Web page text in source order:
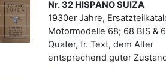
Nr. 32 HISPANO SUIZA
1930er Jahre,
Motormodelle 68; 68 BIS &
Quater, fr. Text, dem Alter
entsprechend guter